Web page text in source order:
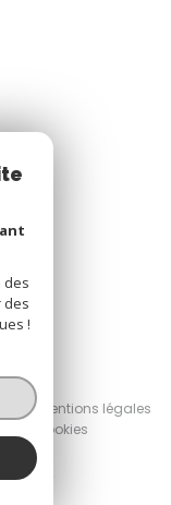
Mentions légales
Cookies
des
des
!